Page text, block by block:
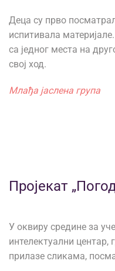
Деца су прво
испитивала
са једног места на
свој ход.
Млађа јаслена група
Пројекат
У оквиру средине за
интелектуални центар,
прилазе сликама,